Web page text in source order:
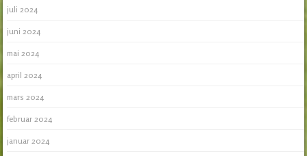
juli 2024
juni 2024
mai 2024
april 2024
mars 2024
februar 2024
januar 2024